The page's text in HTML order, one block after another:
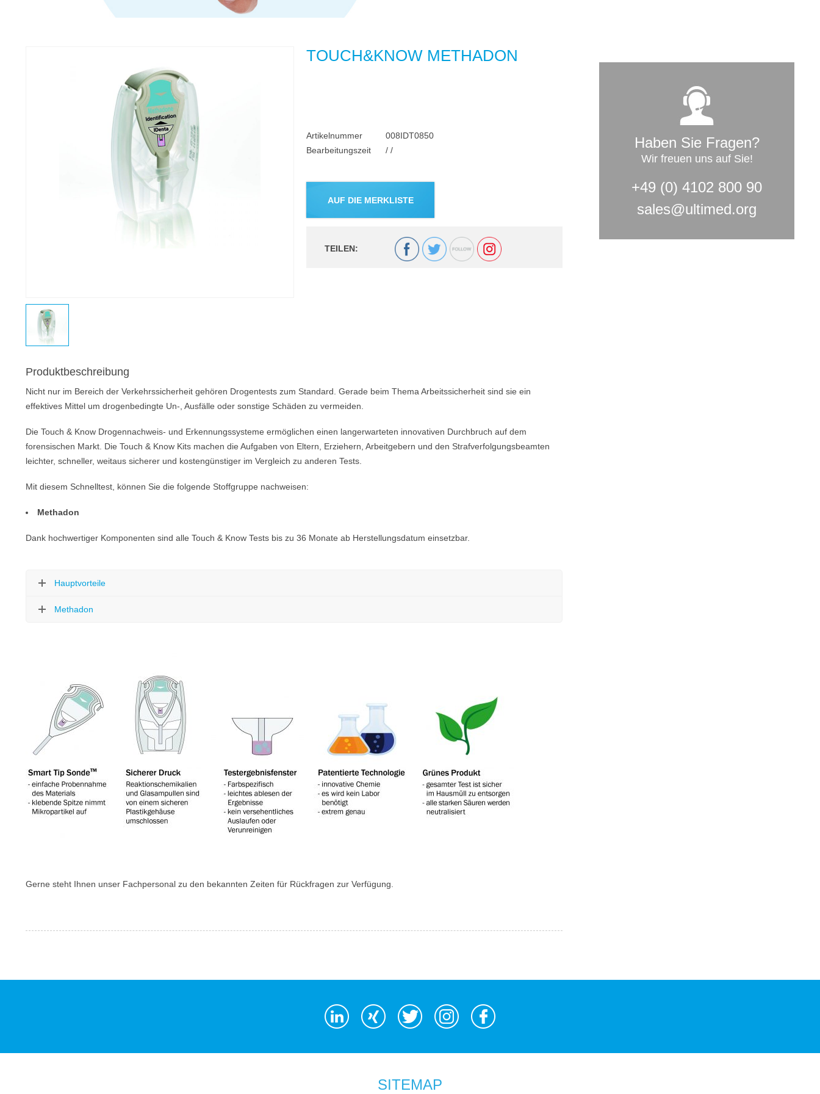
Haben Sie Fragen?
Wir freuen uns auf Sie!
+49 (0) 4102 800 90
sales@ultimed.org
TOUCH&KNOW METHADON
Artikelnummer
008IDT0850
Bearbeitungszeit
/ /
TEILEN:
Produktbeschreibung
Nicht nur im Bereich der Verkehrssicherheit gehören Drogentests zum Standard. Gerade beim Thema Arbeitssicherheit sind sie ein
effektives Mittel um drogenbedingte Un-, Ausfälle oder sonstige Schäden zu vermeiden.
Die Touch & Know Drogennachweis- und Erkennungssysteme ermöglichen einen langerwarteten innovativen Durchbruch auf dem
forensischen Markt. Die Touch & Know Kits machen die Aufgaben von Eltern, Erziehern, Arbeitgebern und den Strafverfolgungsbeamten
leichter, schneller, weitaus sicherer und kostengünstiger im Vergleich zu anderen Tests.
Mit diesem Schnelltest, können Sie die folgende Stoffgruppe nachweisen:
Methadon
Dank hochwertiger Komponenten sind alle Touch & Know Tests bis zu 36 Monate ab Herstellungsdatum einsetzbar.
Hauptvorteile
Methadon
Gerne steht Ihnen unser Fachpersonal zu den bekannten Zeiten für Rückfragen zur Verfügung.
SITEMAP